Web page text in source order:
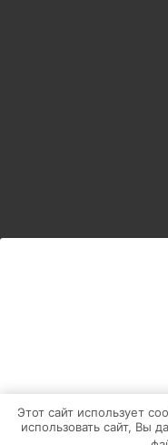
Copyright © 2026 Favorit-
Astra
Этот сайт использует
использовать сайт, Вы